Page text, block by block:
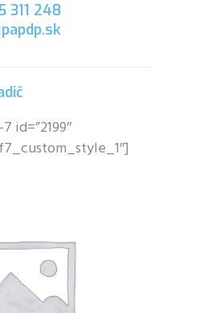
311 248
id=”2199″